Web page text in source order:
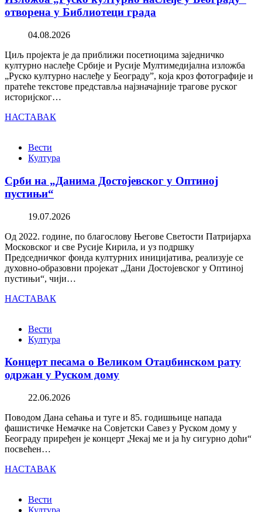
отворена у Библиотеци града
04.08.2026
Циљ пројекта је да приближи посетиоцима заједничко
културно наслеђе Србије и Русије Мултимедијална изложба
„Руско културно наслеђе у Београду”, која кроз фотографије и
пратеће текстове представља најзначајније трагове руског
историјског…
НАСТАВАК
Вести
Култура
Срби на „Данима Достојевског у Оптиној
пустињи“
19.07.2026
Од 2022. године, по благослову Његове Светости Патријарха
Московског и све Русије Кирила, и уз подршку
Председничког фонда културних иницијатива, реализује се
духовно-образовни пројекат „Дани Достојевског у Оптиној
пустињи“, чији…
НАСТАВАК
Вести
Култура
Концерт песама о Великом Отаџбинском рату
одржан у Руском дому
22.06.2026
Поводом Дана сећања и туге и 85. годишњице напада
фашистичке Немачке на Совјетски Савез у Руском дому у
Београду приређен је концерт „Чекај ме и ја ћу сигурно доћи“
посвећен…
НАСТАВАК
Вести
Култура